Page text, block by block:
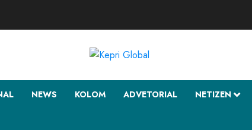
NEWS KOLOM ADVETORIAL NETIZEN